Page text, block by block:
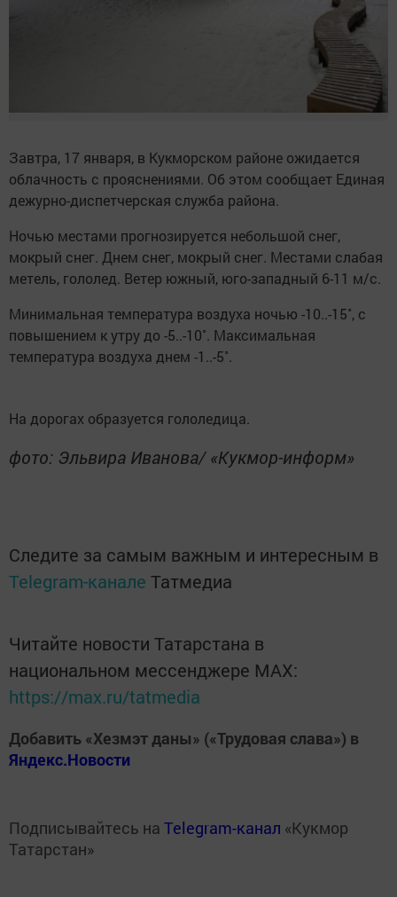
Завтра, 17 января, в Кукморском районе ожидается
облачность с прояснениями. Об этом сообщает Единая
дежурно-диспетчерская служба района.
Ночью местами прогнозируется небольшой снег,
мокрый снег. Днем снег, мокрый снег. Местами слабая
метель, гололед. Ветер южный, юго-западный 6-11 м/с.
Минимальная температура воздуха ночью -10..-15˚, с
повышением к утру до -5..-10˚. Максимальная
температура воздуха днем -1..-5˚.
На дорогах образуется гололедица.
фото: Эльвира Иванова/ «Кукмор-информ»
Следите за самым важным и интересным в
Telegram-канале Татмедиа
Читайте новости Татарстана в
национальном мессенджере MАХ:
https://max.ru/tatmedia
Добавить «Хезмэт даны» («Трудовая слава») в
Яндекс.Новости
Подписывайтесь на Telegram-канал «Кукмор
Татарстан»